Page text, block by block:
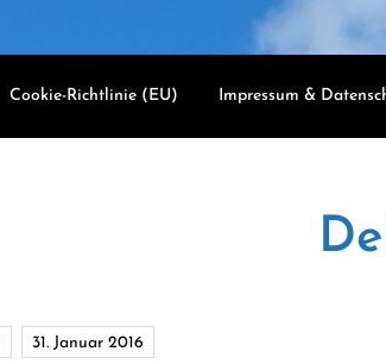
Cookie-Richtlinie (EU) Impressum &